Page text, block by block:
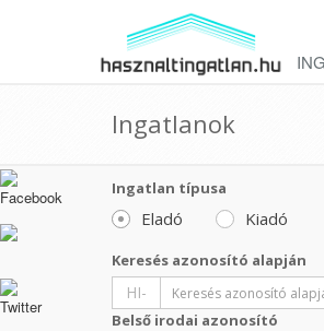
Ingatlanok
Ingatlan típusa
Eladó Kiadó
Keresés azonosító alapján
HI-
Belső irodai azonosító